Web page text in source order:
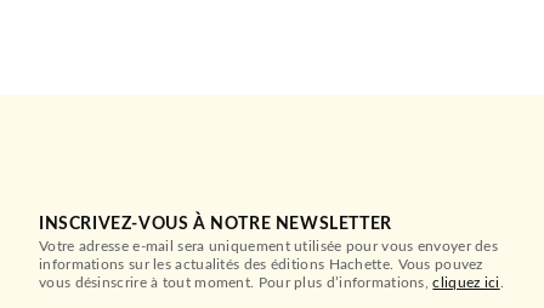
INSCRIVEZ-VOUS À NOTRE NEWSLETTER
Votre adresse e-mail sera uniquement utilisée pour vous envoyer des
informations sur les actualités des éditions Hachette. Vous pouvez
vous désinscrire à tout moment. Pour plus d’informations,cliquez ici